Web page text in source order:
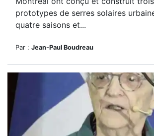
prototypes de serres solaires
quatre saisons et...
Par : Jean-Paul Boudreau